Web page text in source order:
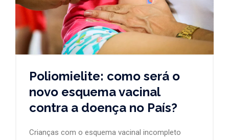
Poliomielite: como será o
novo esquema vacinal
contra a doença no País?
Crianças com o esquema vacinal incompleto